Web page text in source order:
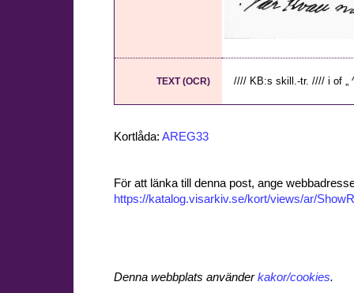
TEXT (OCR) //// KB:s skill.-tr. //// i of „
Kortlåda: AREG33
För att länka till denna post, ange
https://katalog.visarkiv.se/kort/views/ar/
Denna webbplats använderkakor/cookies.